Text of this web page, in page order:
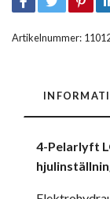
Artikelnummer:
4-Pelarlyft